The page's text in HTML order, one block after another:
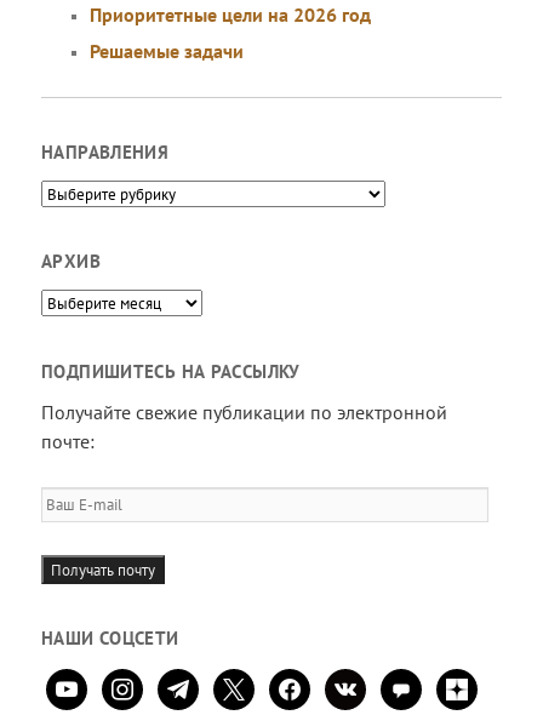
Приоритетные цели на 2026 год
Решаемые задачи
НАПРАВЛЕНИЯ
Направления
АРХИВ
Архив
ПОДПИШИТЕСЬ НА РАССЫЛКУ
Получайте свежие публикации по электронной
почте:
Ваш
E-
mail
Получать почту
НАШИ СОЦСЕТИ
youtubeinstagramtelegram
x facebookvkontaktecomment
zen-